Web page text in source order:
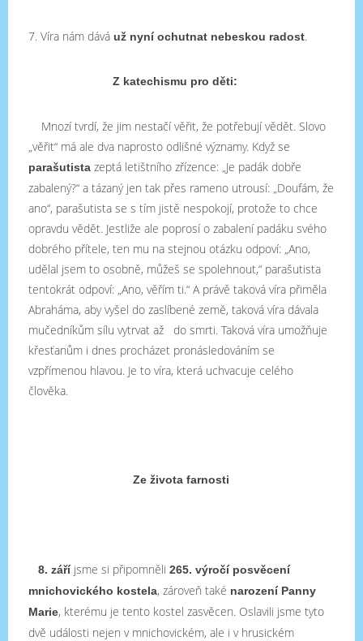
7. Víra nám dává už nyní ochutnat nebeskou radost.
Z katechismu pro děti:
Mnozí tvrdí, že jim nestačí věřit, že potřebují vědět. Slovo
„věřit“ má ale dva naprosto odlišné významy. Když se
parašutista zeptá letištního zřízence: „Je padák dobře
zabalený?“ a tázaný jen tak přes rameno utrousí: „Doufám, že
ano“, parašutista se s tím jistě nespokojí, protože to chce
opravdu vědět. Jestliže ale poprosí o zabalení padáku svého
dobrého přítele, ten mu na stejnou otázku odpoví: „Ano,
udělal jsem to osobně, můžeš se spolehnout,“ parašutista
tentokrát odpoví: „Ano, věřím ti.“ A právě taková víra přiměla
Abraháma, aby vyšel do zaslíbené země, taková víra dávala
mučedníkům sílu vytrvat až do smrti. Taková víra umožňuje
křesťanům i dnes procházet pronásledováním se
vzpřímenou hlavou. Je to víra, která uchvacuje celého
člověka.
Ze života farnosti
8. záříjsme si připomněli 265. výročí posvěcení
mnichovického kostela, zároveň také narození Panny
Marie, kterému je tento kostel zasvěcen. Oslavili jsme tyto
dvě události nejen v mnichovickém, ale i v hrusickém